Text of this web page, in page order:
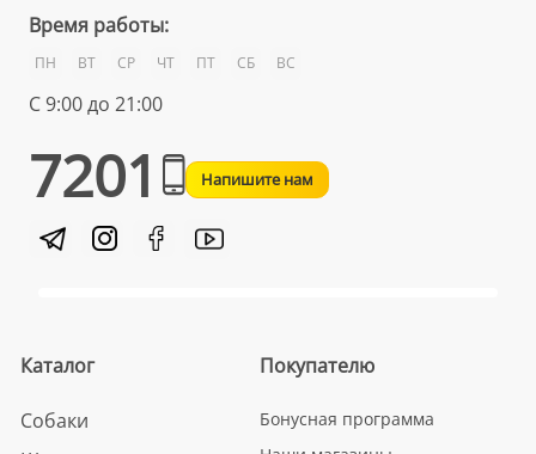
Время работы:
ПН ВТ СР ЧТ ПТ СБ ВС
С 9:00 до 21:00
7201 Напишите нам
Каталог
Собаки
Покупателю
Бонусная программа